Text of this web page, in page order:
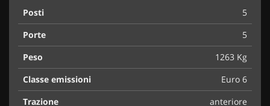
Posti
5
Porte
5
Peso
1263 Kg
Classe emissioni
Euro 6
Trazione
anteriore